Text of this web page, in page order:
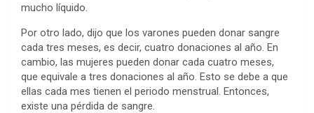
mucho líquido.
Por otro lado, dijo que los varones pueden donar sangre
cada tres meses, es decir, cuatro donaciones al año. En
cambio, las mujeres pueden donar cada cuatro meses,
que equivale a tres donaciones al año. Esto se debe a que
ellas cada mes tienen el periodo menstrual. Entonces,
existe una pérdida de sangre.